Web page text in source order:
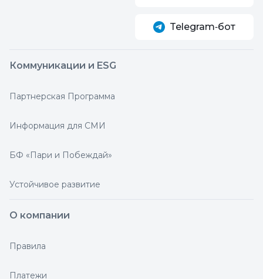
Telegram‑бот
Коммуникации и ESG
Партнерская Программа
Информация для СМИ
БФ «Пари и Побеждай»
Устойчивое развитие
О компании
Правила
Платежи